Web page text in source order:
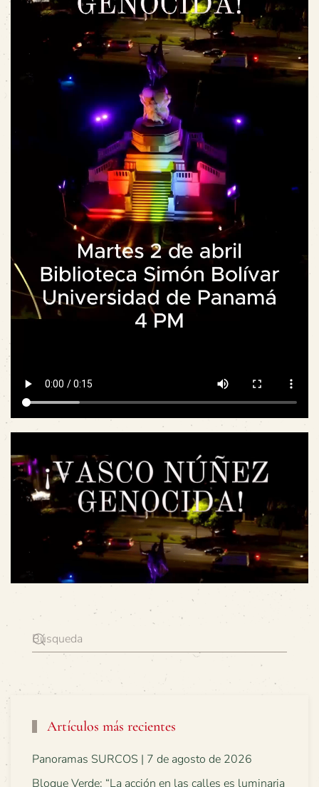
Artículos más recientes
Panoramas SURCOS | 7 de agosto de 2026
Bloque Verde: “La acción en las calles es luminaria